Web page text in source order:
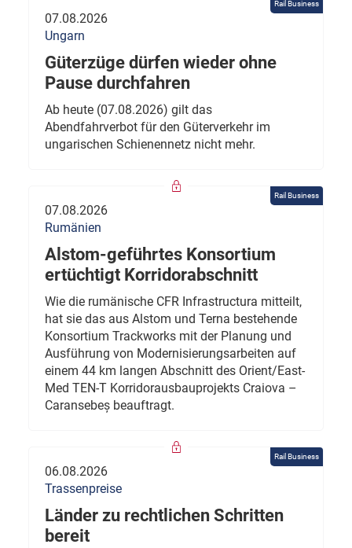
Rail Business
07.08.2026
Ungarn
Güterzüge dürfen wieder ohne
Pause durchfahren
Ab heute (07.08.2026) gilt das
Abendfahrverbot für den Güterverkehr im
ungarischen Schienennetz nicht mehr.
Rail Business
07.08.2026
Rumänien
Alstom-geführtes Konsortium
ertüchtigt Korridorabschnitt
Wie die rumänische CFR Infrastructura mitteilt,
hat sie das aus Alstom und Terna bestehende
Konsortium Trackworks mit der Planung und
Ausführung von Modernisierungsarbeiten auf
einem 44 km langen Abschnitt des Orient/East-
Med TEN-T Korridorausbauprojekts Craiova –
Caransebeș beauftragt.
Rail Business
06.08.2026
Trassenpreise
Länder zu rechtlichen Schritten
bereit